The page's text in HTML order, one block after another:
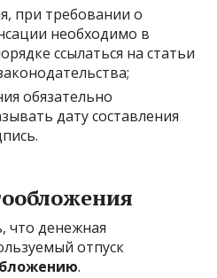
при требовании о
необходимо в
ссылаться на статьи
обязательно
дату составления
что денежная
отпуск
.